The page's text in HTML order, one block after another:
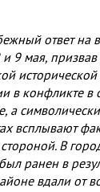
ответ
мая, призвав
в конфликте
а
всплывают
В
ранен в
вдали от